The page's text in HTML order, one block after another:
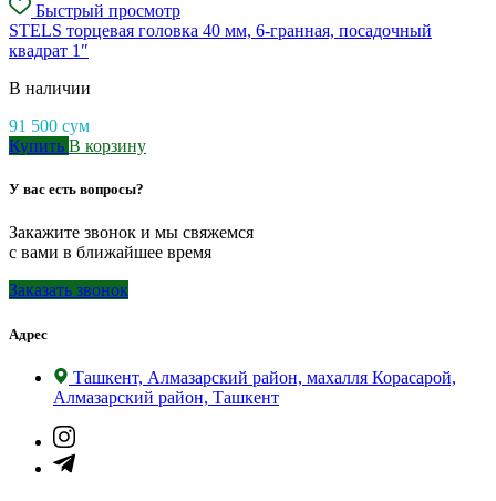
Быстрый просмотр
STELS торцевая головка 40 мм, 6-гранная, посадочный
квадрат 1″
В наличии
91 500 сум
Купить В корзину
У вас есть вопросы?
Закажите звонок и мы свяжемся
с вами в ближайшее время
Заказать звонок
Адрес
Ташкент, Алмазарский район, махалля Корасарой,
Алмазарский район, Ташкент